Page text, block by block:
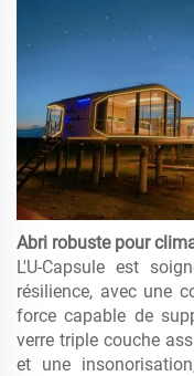
Abri robuste pour
L'U-Capsule est
résilience, avec une
force capable de
verre triple couche
et une